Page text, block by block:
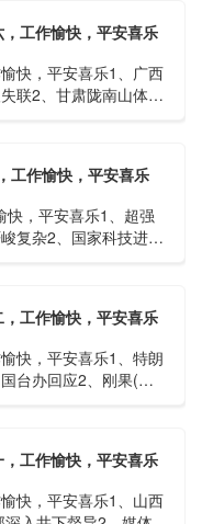
工作愉快，平安喜乐
快，平安喜乐1、广西
联2、甘肃陇南山体滑
工作愉快，平安喜乐
快，平安喜乐1、超强
复杂2、国家科技进步
工作愉快，平安喜乐
快，平安喜乐1、特朗
台办回应2、刚果(金)
工作愉快，平安喜乐
快，平安喜乐1、山西